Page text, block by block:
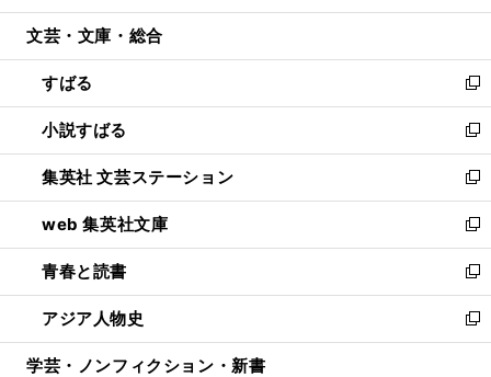
開
ウ
開
く
ン
ウ
で
開
く
ウ
ン
ド
ウ
で
開
く
文芸・文庫・総合
すばる
新
し
い
ウ
ィ
ン
ド
ウ
で
開
く
小説すばる
新
し
い
ウ
ィ
ン
ド
ウ
で
開
集英社 文芸ステーション
新
し
い
ウ
ィ
ン
ド
ウ
web 集英社文庫
新
し
い
ウ
ィ
ン
青春と読書
新
し
い
ウ
アジア人物史
新
し
学芸・ノンフィクション・新書